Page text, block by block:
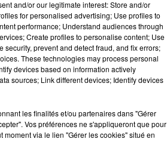
une sortie de déni
la normale or, rien
pour offrir une
acteurs, étaient
and/or our legitimate interest: Store and/or
for personalised advertising; Use profiles to
performance; Understand audiences through
Create profiles to personalise content; Use
prevent and detect fraud, and fix errors;
These technologies may process personal
devices based on information actively
sources; Link different devices; Identify devices
les finalités et/ou partenaires dans "Gérer
Vos préférences ne s'appliqueront que pour
moment via le lien "Gérer les cookies" situé en